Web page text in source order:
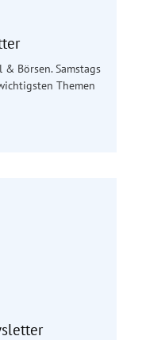
Börsen. Samstags
Themen